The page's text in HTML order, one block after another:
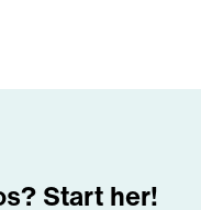
Start her!